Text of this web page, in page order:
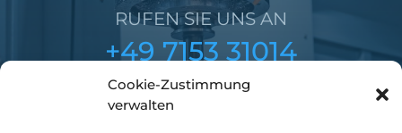
Cookie-Zustimmung
verwalten
RUFEN SIE UNS AN
+49 7153 31014
DRIENDL GMBH & CO KG